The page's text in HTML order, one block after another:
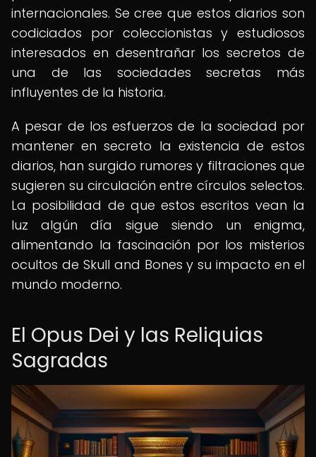
internacionales. Se cree que estos diarios son
codiciados por coleccionistas y estudiosos
interesados en desentrañar los secretos de
una de las sociedades secretas más
influyentes de la historia.
A pesar de los esfuerzos de la sociedad por
mantener en secreto la existencia de estos
diarios, han surgido rumores y filtraciones que
sugieren su circulación entre círculos selectos.
La posibilidad de que estos escritos vean la
luz algún día sigue siendo un enigma,
alimentando la fascinación por los misterios
ocultos de Skull and Bones y su impacto en el
mundo moderno.
El Opus Dei y las Reliquias
Sagradas